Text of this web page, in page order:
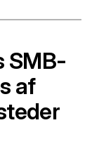
SMB-
af